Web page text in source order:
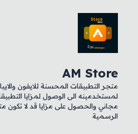
AM Store
متجر التطبيقات المحسنة للايفون
لمستخدمينه الى الوصول لمزايا
مجاني والحصول على مزايا قد لا تكون
الرسمية